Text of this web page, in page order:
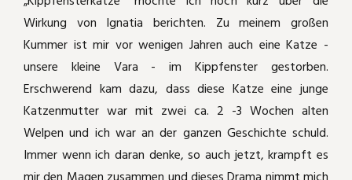
Wirkung von Ignatia berichten. Zu meinem großen
Kummer ist mir vor wenigen Jahren auch eine Katze -
unsere kleine Vara - im Kippfenster gestorben.
Erschwerend kam dazu, dass diese Katze eine junge
Katzenmutter war mit zwei ca. 2 -3 Wochen alten
Welpen und ich war an der ganzen Geschichte schuld.
Immer wenn ich daran denke, so auch jetzt, krampft es
Dem Fuchs entkommen!
Katze mit Radialislähmung
Katerkämpfe
Schlüsselbeinbruch
Medorrhinum-Fall
Kummer durch Kippfensterkatze